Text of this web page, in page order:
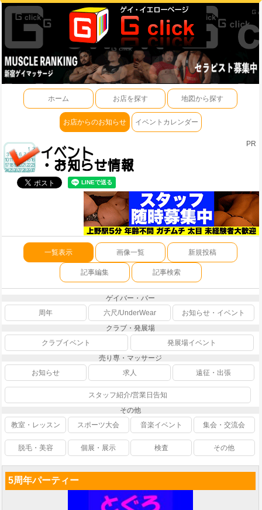
ホーム お店を探す 地図から探す
お店からのお知らせ イベントカレンダー
PR
一覧表示 画像一覧 新規投稿
記事編集 記事検索
ゲイバー・バー
周年
六尺/UnderWear
お知らせ・イベント
クラブ・発展場
クラブイベント
発展場イベント
売り専・マッサージ
お知らせ
求人 遠征・出張
スタッフ紹介/営業日告知
その他
教室・レッスン
スポーツ大会 音楽イベント 集会・交流会
脱毛・美容 個展・展示 検査 その他
5周年パーティー